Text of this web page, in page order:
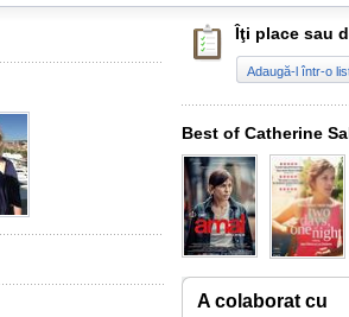
Îţi place sau
Adaugă-l într-o
Best of Catherine
A colaborat cu